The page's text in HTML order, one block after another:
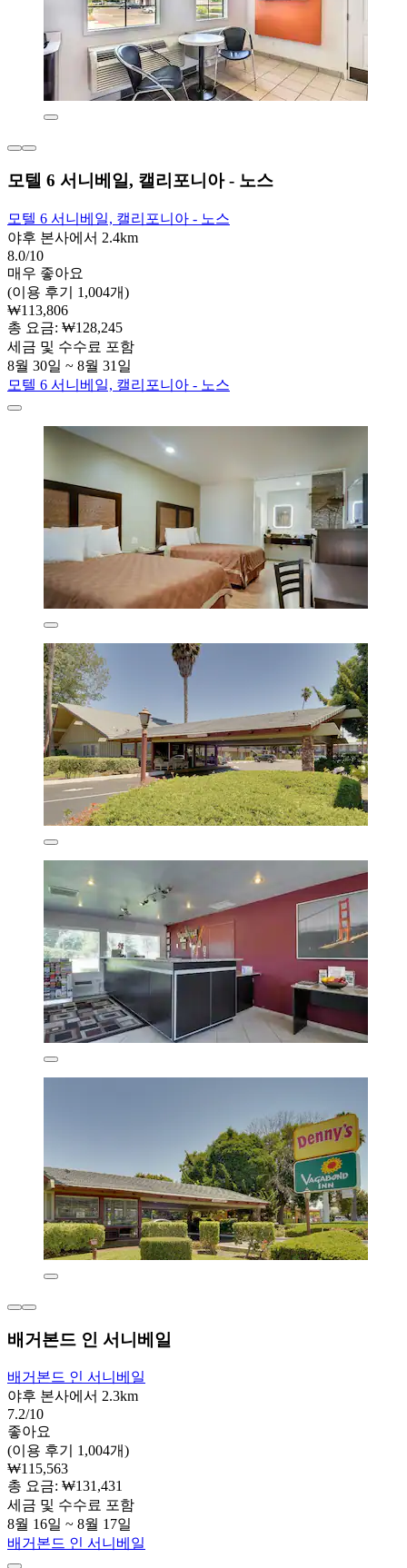
모텔 6 서니베일, 캘리포니아 - 노스
모텔 6 서니베일, 캘리포니아 - 노스
야후 본사에서 2.4km
8.0/10
매우 좋아요
(이용 후기 1,004개)
₩113,806
총 요금: ₩128,245
세금 및 수수료 포함
8월 30일 ~ 8월 31일
모텔 6 서니베일, 캘리포니아 - 노스
배거본드 인 서니베일
배거본드 인 서니베일
야후 본사에서 2.3km
7.2/10
좋아요
(이용 후기 1,004개)
₩115,563
총 요금: ₩131,431
세금 및 수수료 포함
8월 16일 ~ 8월 17일
배거본드 인 서니베일